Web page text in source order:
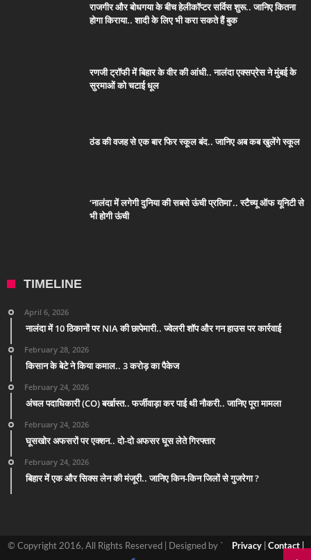
राजगीर और बोधगया के बीच हेलीकॉप्टर सर्विस शुरू.. जानिए कितना
होगा किराया.. शादी के लिए भी करा सकते हैं बुक
रणजी ट्रॉफी में बिहार के वीर की आंधी.. नालंदा एक्सप्रेस ने मुंबई के
सुरमाओं को चटाई धूल
ठंड की वजह से एक बार फिर स्कूल बंद.. जानिए अब कब खुलेंगे स्कूल
‘नालंदा में लगेगी दुनिया की सबसे ऊंची प्रतिमा’.. स्टैच्यू ऑफ यूनिटी से
भी होगी ऊंची
TIMELINE
April 6, 2026
नालंदा में 10 ठिकानों पर NIA की छापेमारी.. ज्वेलरी शॉप और गन हाउस पर कार्रवाई
February 28, 2026
किसान के बेटे ने किया कमाल.. 3 करोड़ का पैकेज
February 24, 2026
अंचल पदाधिकारी (CO) बर्खास्त.. फर्जीवाड़ा कर पाई थी नौकरी.. जानिए पूरा मामला
February 24, 2026
घूसखोर अफसरों पर एक्शन.. दो-दो अफसर घूस लेते गिरफ्तार
February 24, 2026
बिहार में एक और सिक्स लेन की मंजूरी.. जानिए किन-किन जिलों से गुजरेगा ?
© Copyright 2016, All Rights Reserved | Designed by ` Privacy| Contact |